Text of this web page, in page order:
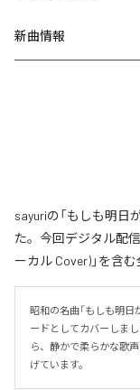
新曲情報
sayuriの「もしも明日
た。今回デジタル配
ーカル Cover)」を含む
昭和の名曲「もしも明
ードとしてカバーしま
ら、静かで柔らかな歌
げています。